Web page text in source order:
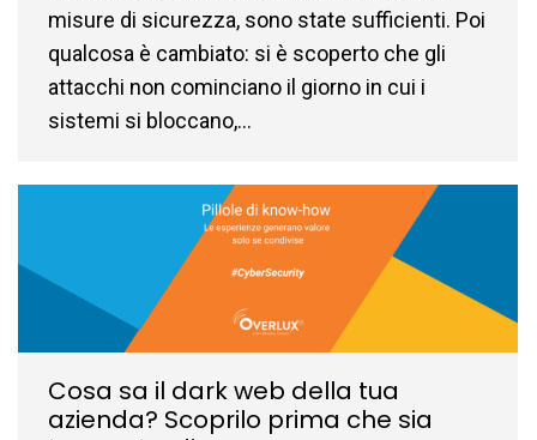
misure di sicurezza, sono state sufficienti. Poi
qualcosa è cambiato: si è scoperto che gli
attacchi non cominciano il giorno in cui i
sistemi si bloccano,…
Cosa sa il dark web della tua
azienda? Scoprilo prima che sia